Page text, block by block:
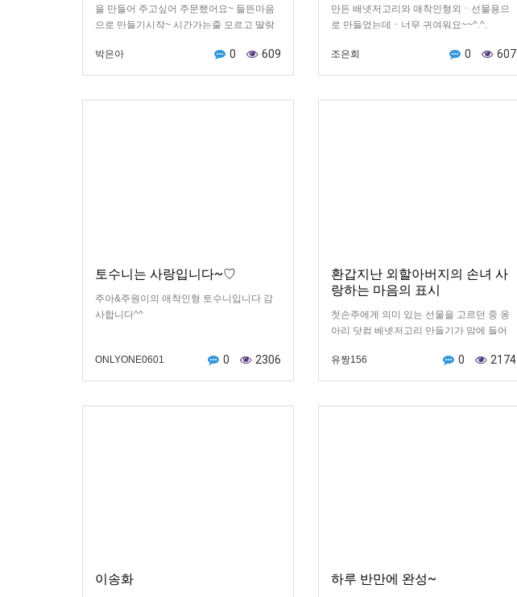
을 만들어 주고싶어 주문했어요~ 들뜬마음
으로 만들기시작~ 시간가는줄 모르고 딸랑
난줄 몰랐어요^^
박은아 0 609
만든 배넷저고리와 애착인형외ᆢ선물용으
로 만들었는데ᆢ너무 귀여워요~~^.^.
조은희 0 607
토수니는 사랑입니다~♡
주아&주원이의 애착인형 토수니입니다 감
사합니다^^
ONLYONE0601 0 2306
환갑지난 외할아버지의 손녀 사
랑하는 마음의 표시
첫손주에게 의미 있는 선물을 고르던 중 옹
아리 닷컴 베넷저고리 만들기가 맘에 들어
다. 외할머니인 저는 바느질이 예쁘지 않아
오롯이 외할아버지가 유트브 영상 몇 번이
유짱156 0 2174
이송화 하루 반만에 완성~